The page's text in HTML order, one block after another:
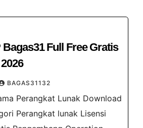
Full Free Gratis
BAGAS31132
Perangkat Lunak Download
Perangkat lunak Lisensi